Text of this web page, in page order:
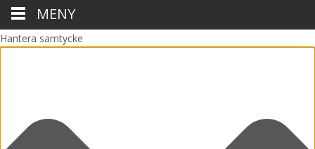
Hantera samtycke
MENY